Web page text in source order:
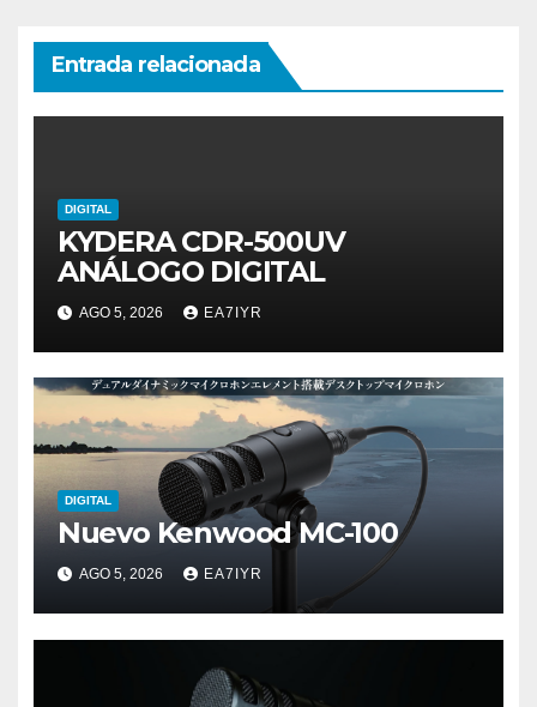
Entrada relacionada
DIGITAL
KYDERA CDR-500UV
ANÁLOGO DIGITAL
AGO 5, 2026 EA7IYR
DIGITAL
Nuevo Kenwood MC-100
AGO 5, 2026 EA7IYR